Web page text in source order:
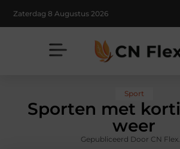
Zaterdag 8 Augustus 2026
Sport
Sporten met
weer
Gepubliceerd Door CN